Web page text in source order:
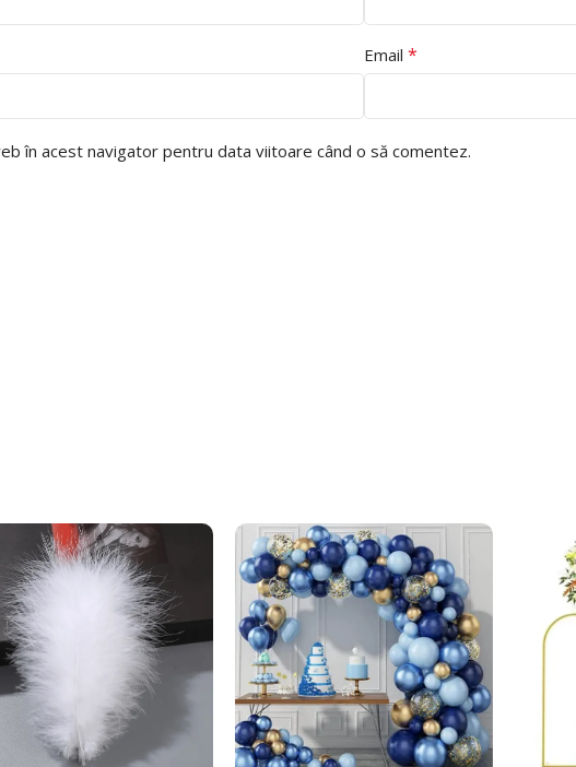
Email *
în acest navigator pentru data viitoare când o să comentez.